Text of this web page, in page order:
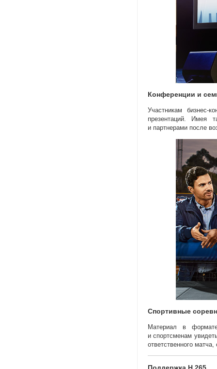
Конференции и
Участникам бизнес-
презентаций. Имея
и партнерами после
Спортивные
Материал в
и спортсменам
ответственного матча,